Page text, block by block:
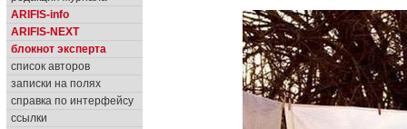
ARIFIS-info
ARIFIS-NEXT
блокнот эксперта
список авторов
записки на полях
справка по интерфейсу
ссылки